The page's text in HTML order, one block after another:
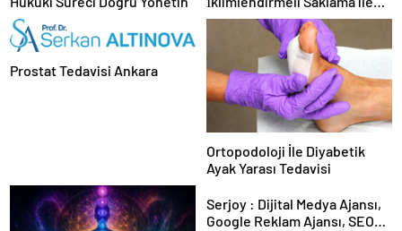
Güvenli Kullanım
Prostat Tedavisi Ankara
Ortopodoloji İle Diyabetik
Ayak Yarası Tedavisi
Serjoy : Dijital Medya Ajansı,
Google Reklam Ajansı, SEO